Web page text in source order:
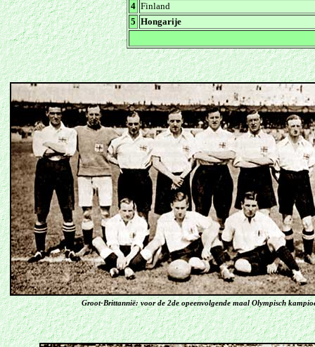
4 Finland
5 Hongarije
Groot-Brittannië: voor de 2de opeenvolgende maal Olympisch